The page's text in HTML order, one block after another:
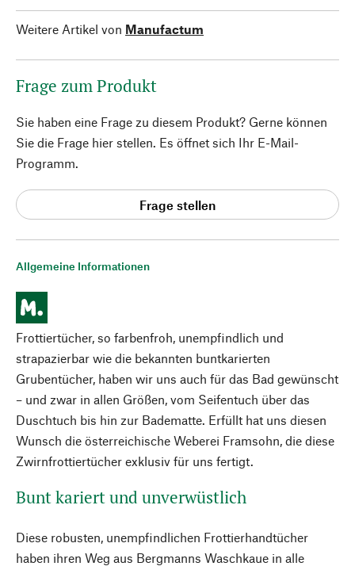
Allgemeine Informationen
Frottiertücher, so farbenfroh, unempfindlich und
strapazierbar wie die bekannten buntkarierten
Grubentücher, haben wir uns auch für das Bad gewünscht
– und zwar in allen Größen, vom Seifentuch über das
Duschtuch bis hin zur Badematte. Erfüllt hat uns diesen
Wunsch die österreichische Weberei Framsohn, die diese
Zwirnfrottiertücher exklusiv für uns fertigt.
Bunt kariert und unverwüstlich
Diese robusten, unempfindlichen Frottierhandtücher
haben ihren Weg aus Bergmanns Waschkaue in alle
Weitere Artikel von Manufactum
Frage zum Produkt
Sie haben eine Frage zu diesem Produkt? Gerne können
Sie die Frage hier stellen. Es öffnet sich Ihr E-Mail-
Programm.
Frage stellen